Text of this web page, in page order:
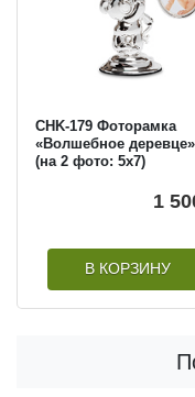
CHK-179 Фоторамка
«Волшебное деревце»
(на 2 фото: 5х7)
1
В КОРЗИНУ